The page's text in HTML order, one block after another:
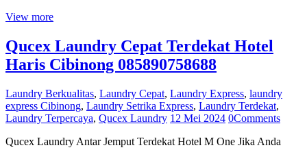
View more
Qucex Laundry Cepat Terdekat Hotel
Haris Cibinong 085890758688
Laundry Berkualitas, Laundry Cepat, Laundry Express, laundry
express Cibinong, Laundry Setrika Express, Laundry Terdekat,
Laundry Terpercaya, Qucex Laundry 12 Mei 2024 0Comments
Qucex Laundry Antar Jemput Terdekat Hotel M One Jika Anda